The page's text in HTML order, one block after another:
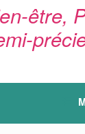
être,